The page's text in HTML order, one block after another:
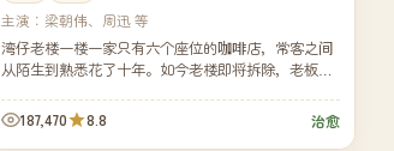
主演： 梁朝伟、周迅 等
湾仔老楼一楼一家只有六个座位的咖啡店，常客之间
从陌生到熟悉花了十年。如今老楼即将拆除，老板决
片。187,470 8.8 治愈